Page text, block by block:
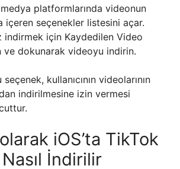
platformlarında videonun
içeren seçenekler listesini açar.
indirmek için Kaydedilen Video
ve dokunarak videoyu indirin.
seçenek, kullanıcının videolarının
indirilmesine izin vermesi
iOS’ta TikTok
İndirilir